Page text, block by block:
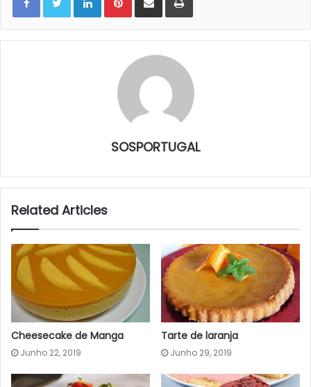
SOSPORTUGAL
Related Articles
Cheesecake de Manga
Junho 22, 2019
Tarte de laranja
Junho 29, 2019